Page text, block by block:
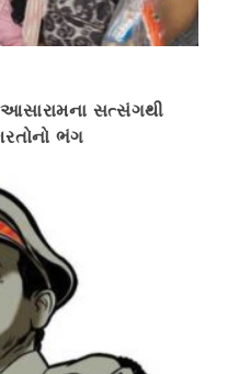
આસારામના સત્સંગથી
ભંગ